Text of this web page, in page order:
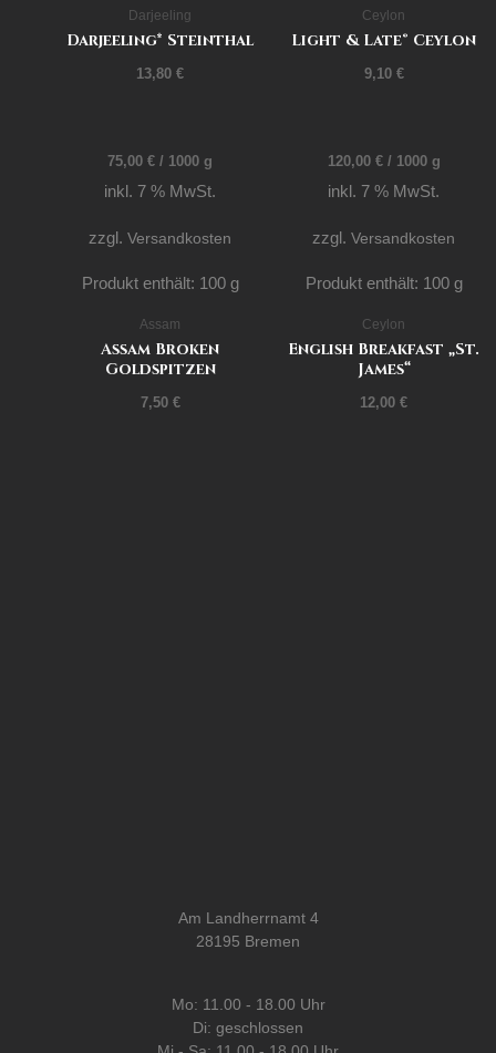
Darjeeling
Darjeeling* Steinthal
13,80€
Ceylon
Light & Late® Ceylon
9,10 €
75,00€ / 1000 g
inkl. 7 % MwSt.
zzgl.Versandkosten
Produkt enthält: 100 g
Assam
Assam Broken
Goldspitzen
7,50 €
120,00 €/ 1000 g
inkl. 7 % MwSt.
zzgl.Versandkosten
Produkt enthält: 100 g
Ceylon
English Breakfast „St.
James“
12,00€
Am Landherrnamt 4
28195 Bremen
Mo: 11.00 - 18.00 Uhr
Di: geschlossen